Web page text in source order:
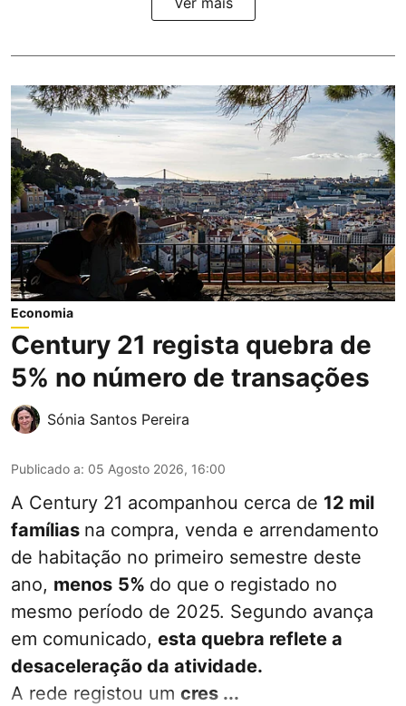
Economia
Century 21 regista quebra de
5% no número de transações
Sónia Santos Pereira
Publicado a: 05 Agosto 2026, 16:00
A Century 21 acompanhou cerca de 12 mil
famílias na compra, venda e arrendamento
de habitação no primeiro semestre deste
ano, menos 5% do que o registado no
mesmo período de 2025. Segundo avança
em comunicado, esta quebra reflete a
desaceleração da atividade.
A rede registou um cres ...